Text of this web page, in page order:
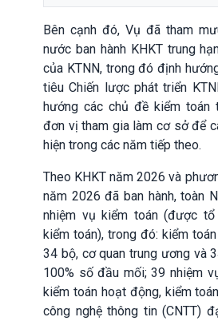
Bên cạnh đó, Vụ đã tham
nước ban hành KHKT trung
của KTNN, trong đó định
tiêu Chiến lược phát triển
hướng các chủ đề kiểm toán
đơn vị tham gia làm cơ sở để
hiện trong các năm tiếp theo.
Theo KHKT năm 2026 và
năm 2026 đã ban hành, toàn
nhiệm vụ kiểm toán (được
kiểm toán), trong đó: kiểm
34 bộ, cơ quan trung ương và
100% số đầu mối; 39 nhiệm
kiểm toán hoạt động, kiểm
công nghệ thông tin (CNTT)